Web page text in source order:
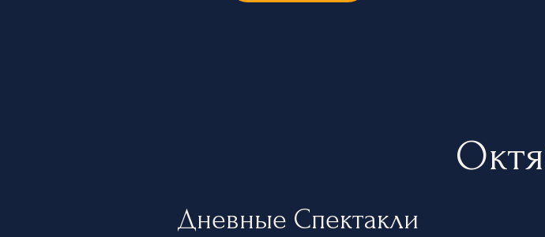
Дневные Спектакли